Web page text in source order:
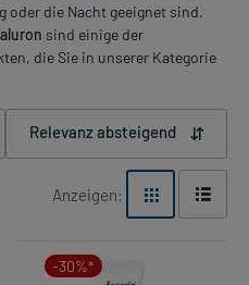
oder die Nacht geeignet sind.
sind einige der
die Sie in unserer Kategorie
Relevanz absteigend
Anzeigen:
-30%*